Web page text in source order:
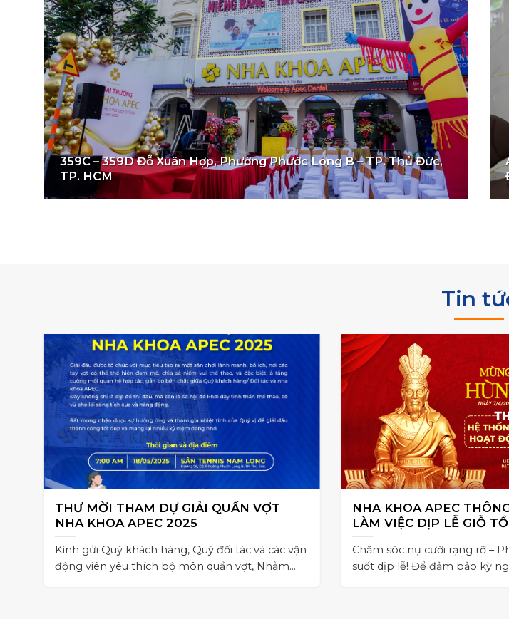
359C – 359D Đỗ Xuân Hợp, Phường Phước Long B – TP. Thủ Đức,
TP. HCM
Tin
THƯ MỜI THAM DỰ GIẢI QUẦN VỢT
NHA KHOA APEC 2025
Kính gửi Quý khách hàng, Quý đối tác và các vận
động viên yêu thích bộ môn quần vợt, Nhằm
NHA KHOA APEC
LÀM VIỆC DỊP LỄ GIỖ
Chăm sóc nụ cười rạng rỡ –
suốt dịp lễ! Để đảm bảo kỳ